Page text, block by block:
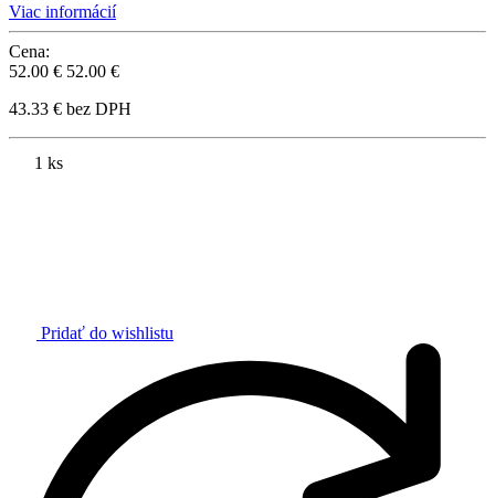
Viac informácií
Cena:
52.00 € 52.00 €
43.33 € bez DPH
1 ks
Pridať do wishlistu